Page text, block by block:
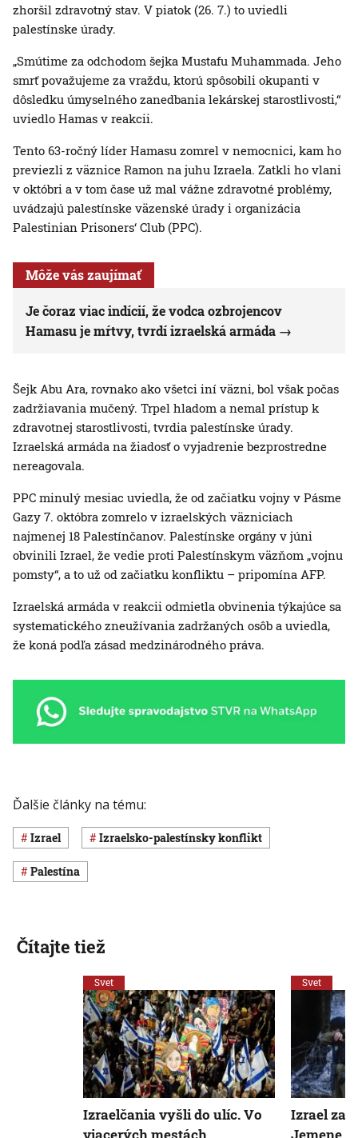
zhoršil zdravotný stav. V piatok (26. 7.) to uviedli
palestínske úrady.
„Smútime za odchodom šejka Mustafu Muhammada. Jeho
smrť považujeme za vraždu, ktorú spôsobili okupanti v
dôsledku úmyselného zanedbania lekárskej starostlivosti,“
uviedlo Hamas v reakcii.
Tento 63-ročný líder Hamasu zomrel v nemocnici, kam ho
previezli z väznice Ramon na juhu Izraela. Zatkli ho vlani
v októbri a v tom čase už mal vážne zdravotné problémy,
uvádzajú palestínske väzenské úrady i organizácia
Palestinian Prisoners‘ Club (PPC).
Môže vás zaujímať
Je čoraz viac indícií, že vodca ozbrojencov
Hamasu je mŕtvy, tvrdí izraelská armáda
Šejk Abu Ara, rovnako ako všetci iní väzni, bol však počas
zadržiavania mučený. Trpel hladom a nemal prístup k
zdravotnej starostlivosti, tvrdia palestínske úrady.
Izraelská armáda na žiadosť o vyjadrenie bezprostredne
nereagovala.
PPC minulý mesiac uviedla, že od začiatku vojny v Pásme
Gazy 7. októbra zomrelo v izraelských väzniciach
najmenej 18 Palestínčanov. Palestínske orgány v júni
obvinili Izrael, že vedie proti Palestínskym väzňom „vojnu
pomsty“, a to už od začiatku konfliktu – pripomína AFP.
Izraelská armáda v reakcii odmietla obvinenia týkajúce sa
systematického zneužívania zadržaných osôb a uviedla,
že koná podľa zásad medzinárodného práva.
Ďalšie články na tému:
Izrael izraelsko-palestínsky konflikt
Palestína
Čítajte tiež
Svet
Izraelčania vyšli do ulíc. Vo
Svet
Izrael